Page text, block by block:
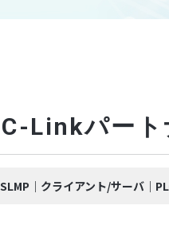
Linkパート
SLMP｜クライアント/サーバ｜